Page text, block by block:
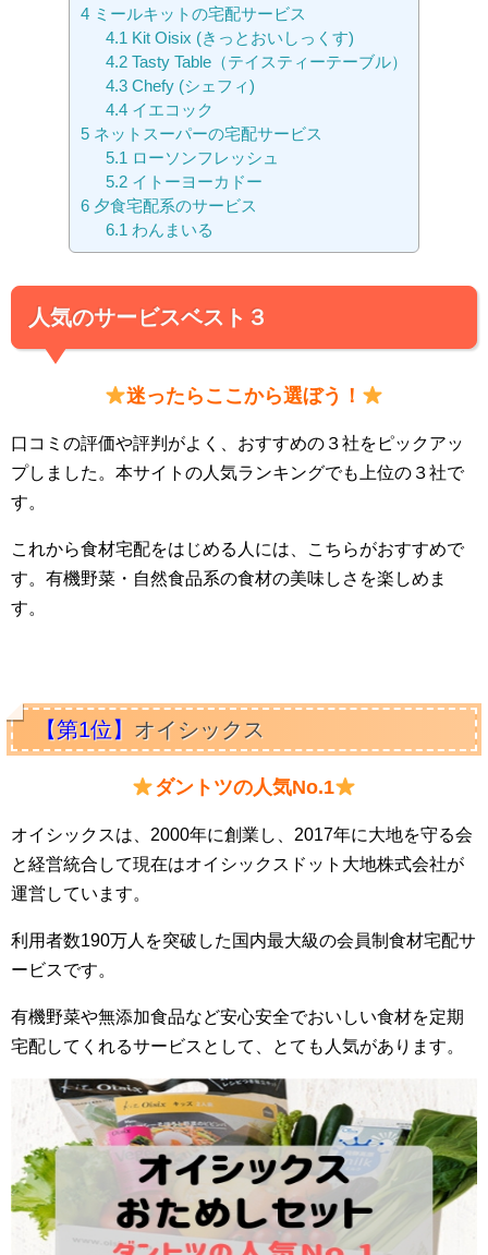
4 ミールキットの宅配サービス
4.1 Kit Oisix (きっとおいしっくす)
4.2Tasty Table（テイスティーテーブル）
4.3Chefy (シェフィ)
4.4イエコック
5 ネットスーパーの宅配サービス
5.1 ローソンフレッシュ
5.2イトーヨーカドー
6 夕食宅配系のサービス
6.1 わんまいる
人気のサービスベスト３
迷ったらここから選ぼう！
口コミの評価や評判がよく、おすすめの３社をピックアッ
プしました。本サイトの人気ランキングでも上位の３社で
す。
これから食材宅配をはじめる人には、こちらがおすすめで
す。有機野菜・自然食品系の食材の美味しさを楽しめま
す。
【第1位】 オイシックス
ダントツの人気No.1
オイシックスは、2000年に創業し、2017年に大地を守る会
と経営統合して現在はオイシックスドット大地株式会社が
運営しています。
利用者数190万人を突破した国内最大級の会員制食材宅配サ
ービスです。
有機野菜や無添加食品など安心安全でおいしい食材を定期
宅配してくれるサービスとして、とても人気があります。